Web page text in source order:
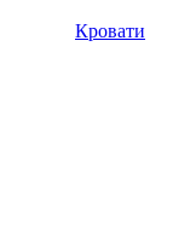
Кровати